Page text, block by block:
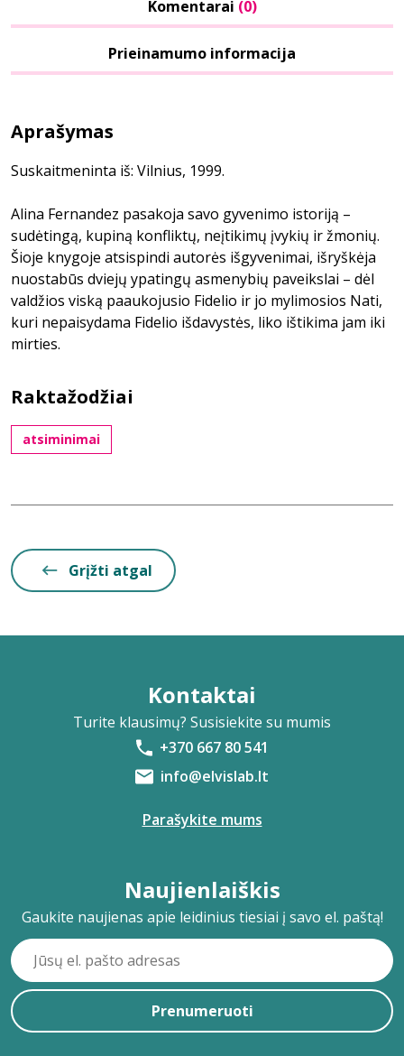
Komentarai (0)
Prieinamumo informacija
Aprašymas
Suskaitmeninta iš: Vilnius, 1999.
Alina Fernandez pasakoja savo gyvenimo istoriją –
sudėtingą, kupiną konfliktų, neįtikimų įvykių ir žmonių.
Šioje knygoje atsispindi autorės išgyvenimai, išryškėja
nuostabūs dviejų ypatingų asmenybių paveikslai – dėl
valdžios viską paaukojusio Fidelio ir jo mylimosios Nati,
kuri nepaisydama Fidelio išdavystės, liko ištikima jam iki
mirties.
Raktažodžiai
atsiminimai
Grįžti atgal
Kontaktai
Turite klausimų? Susisiekite su mumis
+370 667 80 541
info@elvislab.lt
Parašykite mums
Naujienlaiškis
Gaukite naujienas apie leidinius tiesiai į savo el. paštą!
Prenumeruoti